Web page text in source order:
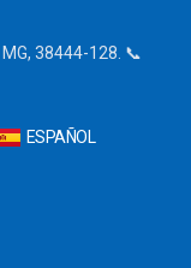
38444-128. 📞
ESPAÑOL